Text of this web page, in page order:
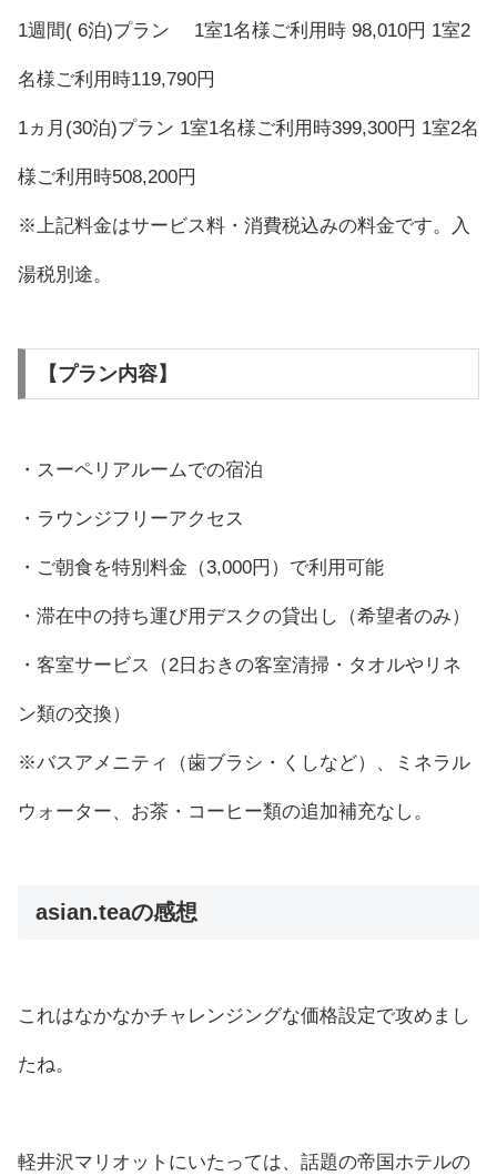
1週間( 6泊)プラン 1室1名様ご利用時 98,010円 1室2
名様ご利用時119,790円
1ヵ月(30泊)プラン 1室1名様ご利用時399,300円 1室2名
様ご利用時508,200円
※上記料金はサービス料・消費税込みの料金です。入
湯税別途。
【プラン内容】
・スーペリアルームでの宿泊
・ラウンジフリーアクセス
・ご朝食を特別料金（3,000円）で利用可能
・滞在中の持ち運び用デスクの貸出し（希望者のみ）
・客室サービス（2日おきの客室清掃・タオルやリネ
ン類の交換）
※バスアメニティ（歯ブラシ・くしなど）、ミネラル
ウォーター、お茶・コーヒー類の追加補充なし。
asian.teaの感想
これはなかなかチャレンジングな価格設定で攻めまし
たね。
軽井沢マリオットにいたっては、話題の帝国ホテルの